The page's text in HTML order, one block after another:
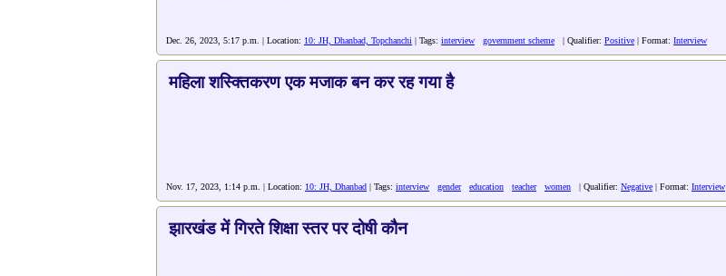
Dec. 26, 2023, 5:17 p.m. | Location: 10: JH, Dhanbad, Topchanchi | Tags: interview government scheme | Qualifier: Positive | Format: Interview
महिला शस्क्तिकरण एक मजाक बन कर रह गया है
Nov. 17, 2023, 1:14 p.m. | Location: 10: JH, Dhanbad | Tags: interview gender education teacher women | Qualifier: Negative | Format: Interview
झारखंड में गिरते शिक्षा स्तर पर दोषी कौन